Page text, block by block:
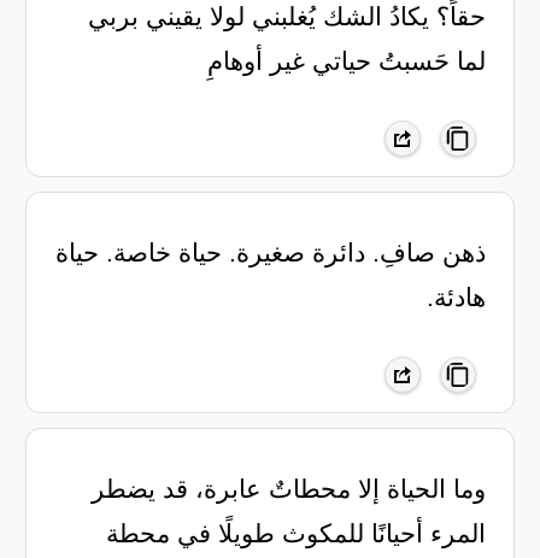
حقاً؟ يكادُ الشك يُغلبني لولا يقيني بربي
لما حَسبتُ حياتي غير أوهامِ
ذهن صافِ. دائرة صغيرة. حياة خاصة. حياة
هادئة.
وما الحياة إلا محطاتٌ عابرة، قد يضطر
المرء أحيانًا للمكوث طويلًا في محطة